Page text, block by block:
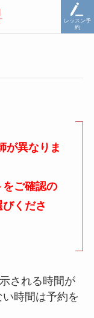
レッスン予
約
が異なりま
をご確認の
くださ
される時間が
時間は予約を